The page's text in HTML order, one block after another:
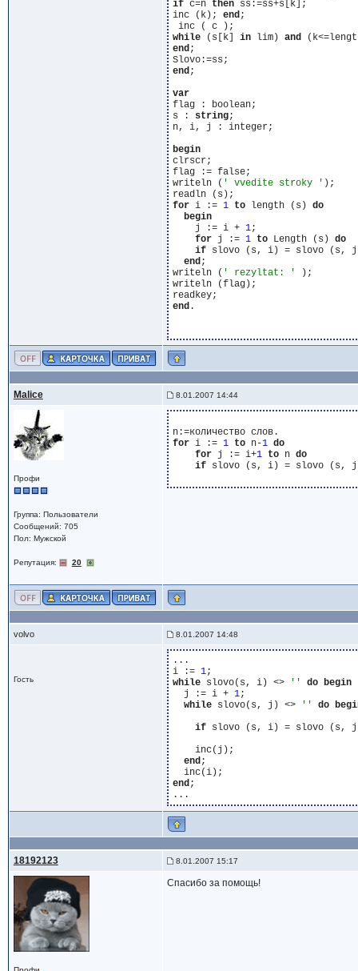
if c=n then ss:=ss+s[k];
inc (k); end;
while (s[k] in lim) and
end;
end;
var
flag : boolean;
s : string;
n, i, j : integer;
begin
clrscr;
flag := false;
writeln ( ' vvedite stroky ' );
for i := 1 to length (s) do
begin
    j := i +
1;
for j := 1 to Length (s) do
if slovo (s, i) = slovo (s,
end;
writeln ( ' rezyltat: '
);
writeln (flag);
end.
Malice 8.01.2007 14:44
Профи
Группа: Пользователи
Сообщений: 705
Пол: Мужской
Репутация: 20
for i := 1 to n-1 do
for j := i+1 to n do
if slovo (s, i) = slovo (s,
volvo 8.01.2007 14:48
Гость
...
i := 1
while slovo(s, i) <> '' do begin
  j := i +
1;
while slovo(s, j) <> '' do
if slovo (s, i) = slovo (s,
    inc(j);
end;
end;
18192123 8.01.2007 15:17
Спасибо за помощь!